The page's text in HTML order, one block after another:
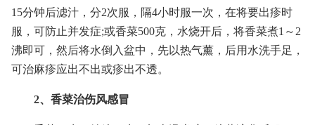
15分钟后滤汁，分2次服，隔4小时服一次，在将要出疹时
服，可防止并发症;或香菜500克，水烧开后，将香菜煮1～2
沸即可，然后将水倒入盆中，先以热气薰，后用水洗手足，
可治麻疹应出不出或疹出不透。
2、香菜治伤风感冒